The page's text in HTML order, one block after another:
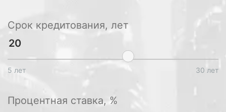
Срок кредитования, лет
5 лет 30 лет
Процентная ставка, %